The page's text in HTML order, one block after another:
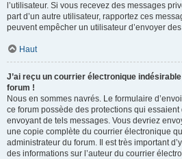
l’utilisateur. Si vous recevez des messages
part d’un autre utilisateur, rapportez ces
peuvent empêcher un utilisateur d’envoyer
Haut
J’ai reçu un courrier électronique
forum !
Nous en sommes navrés. Le formulaire
ce forum possède des protections qui
envoyant de tels messages. Vous devriez
une copie complète du courrier électronique
administrateur du forum. Il est très important
des informations sur l’auteur du courrier